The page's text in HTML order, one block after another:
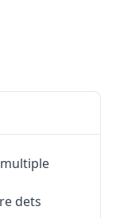
dets